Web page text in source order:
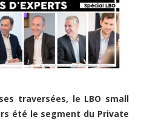
traversées, le LBO small
été le segment du Private